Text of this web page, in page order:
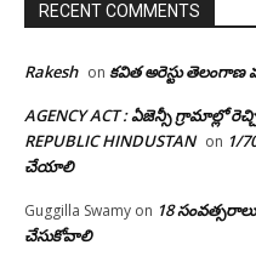
RECENT COMMENTS
Rakesh on కవిత అరెస్టు
AGENCY ACT : ఏజెన్సీ గ్రామాల్లో
REPUBLIC HINDUSTAN on 1/
చేయాలి
Guggilla Swamy on 18
చేసుకోవాలి